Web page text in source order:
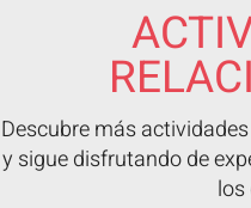
Descubre más
y sigue disfrutando de